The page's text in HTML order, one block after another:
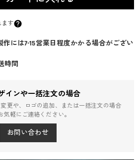
ます
には7-15営業日程度かかる場合がござい
時間
インや一括注文の場合
更や、ロゴの追加、または一括注文の場合
気軽にご連絡ください。
お問い合わせ